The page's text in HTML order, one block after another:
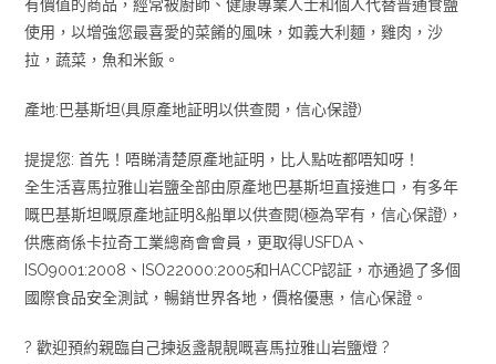
有價值的商品，經常被廚師、健康專業人士和個人代替普通食鹽
使用，以增強您最喜愛的菜餚的風味，如義大利麵，雞肉，沙
拉，蔬菜，魚和米飯。
產地:巴基斯坦(具原產地証明以供查閱，信心保證)
提提您: 首先！唔睇清楚原產地証明，比人點咗都唔知呀！
全生活喜馬拉雅山岩鹽全部由原產地巴基斯坦直接進口，有多年
嘅巴基斯坦嘅原產地証明&船單以供查閱(極為罕有，信心保證)，
供應商係卡拉奇工業總商會會員，更取得USFDA、
ISO9001:2008、ISO22000:2005和HACCP認証，亦通過了多個
國際食品安全測試，暢銷世界各地，價格優惠，信心保證。
? 歡迎預約親臨自己揀返盞靚靚嘅喜馬拉雅山岩鹽燈?